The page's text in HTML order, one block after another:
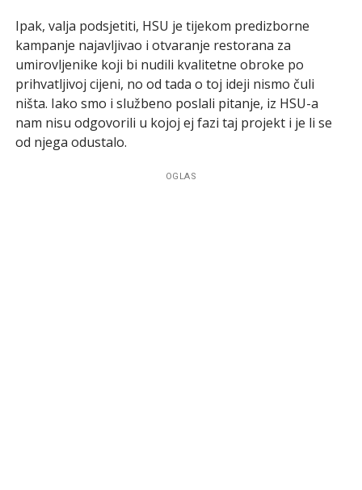
Ipak, valja podsjetiti, HSU je tijekom predizborne
kampanje najavljivao i otvaranje restorana za
umirovljenike koji bi nudili kvalitetne obroke po
prihvatljivoj cijeni, no od tada o toj ideji nismo čuli
ništa. Iako smo i službeno poslali pitanje, iz HSU-a
nam nisu odgovorili u kojoj ej fazi taj projekt i je li se
od njega odustalo.
OGLAS